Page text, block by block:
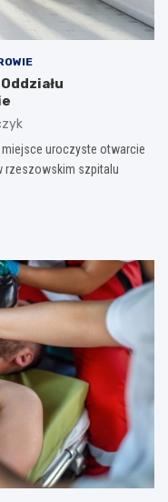
miejsce uroczyste otwarcie
rzeszowskim szpitalu